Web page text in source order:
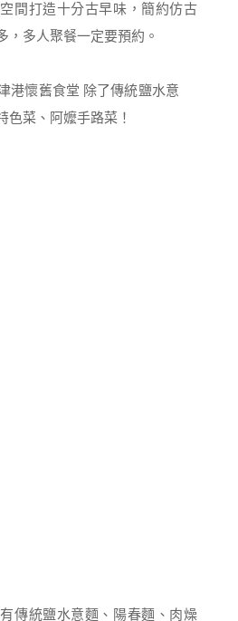
間打造十分古早味，簡約仿古
，多人聚餐一定要預約。
傳統鹽水意麵、陽春麵、肉燥